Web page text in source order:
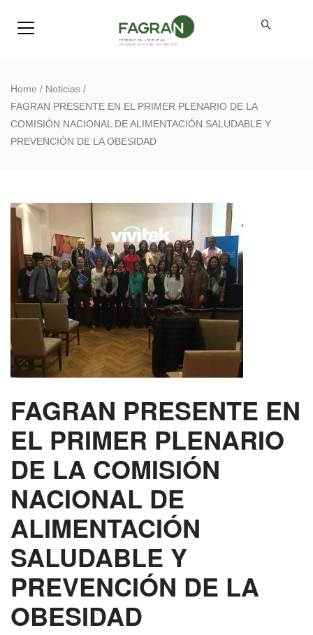
Home / Noticias /
FAGRAN PRESENTE EN EL PRIMER PLENARIO DE LA
COMISIÓN NACIONAL DE ALIMENTACIÓN SALUDABLE Y
PREVENCIÓN DE LA OBESIDAD
FAGRAN PRESENTE EN
EL PRIMER PLENARIO
DE LA COMISIÓN
NACIONAL DE
ALIMENTACIÓN
SALUDABLE Y
PREVENCIÓN DE LA
OBESIDAD